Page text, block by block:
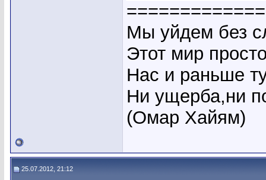
Мы уйдем без
Этот мир
Нас и раньше
Ни ущерба,ни
(Омар Хайям)
25.07.2012, 21:12